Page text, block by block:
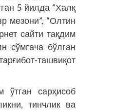
5 йилда “Халқ
мезони”, “Олтин
сайти тақдим
сўмгача бўлган
ташвиқот
ўтган сарҳисоб
тинчлик ва